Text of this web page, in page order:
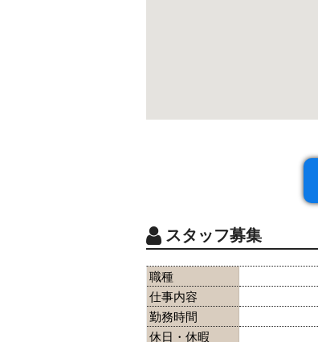
スタッフ募集
職種
仕事内容
勤務時間
休日・休暇